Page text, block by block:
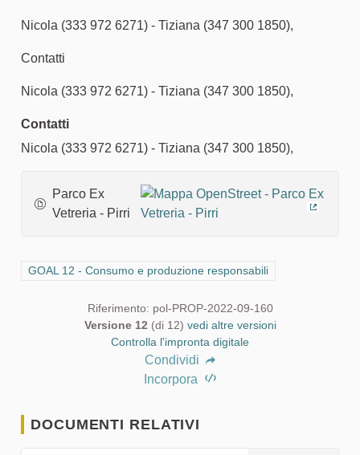
Nicola (333 972 6271) - Tiziana (347 300 1850),
Contatti
Nicola (333 972 6271) - Tiziana (347 300 1850),
Contatti
Nicola (333 972 6271) - Tiziana (347 300 1850),
Parco Ex
Vetreria - Pirri
Filtra i risultati per categoria: GOAL 12 - Consumo e produzione
GOAL 12 - Consumo e produzione responsabili
Riferimento: pol-PROP-2022-09-160
Versione 12 (di 12) vedi altre versioni
Controlla l'impronta digitale
Condividi
Incorpora
DOCUMENTI RELATIVI